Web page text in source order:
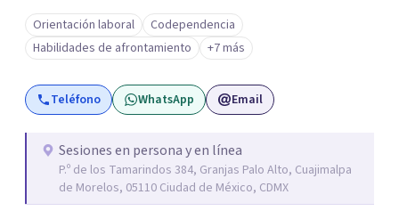
día a día y te preguntas si hay una mejor manera de vivir?
¿Aunque no estás deprimido/a sientes que te gustaría
potenciar tu capacidad de bienestar? Hola, Soy
Mariangela Rodriguez Badel. Uno de mis propósitos de
vida es impactar positivamente la vida de jóvenes y
uno/a y acompañándolo/as a encontrar herramientas
que les permitan conectar con su vida de maneras
diferentes y avanzar hacia donde lo necesitan. Hago
Orientación laboral
Codependencia
Habilidades de afrontamiento
+7 más
Teléfono WhatsApp Email
Sesiones en persona y en línea
P.º de los Tamarindos 384, Granjas Palo Alto, Cuajimalpa
de Morelos, 05110 Ciudad de México, CDMX